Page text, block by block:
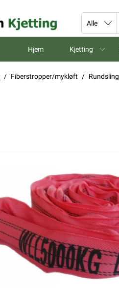
Hjem Kjetting
Fiberstropper/mykløft Rundsling